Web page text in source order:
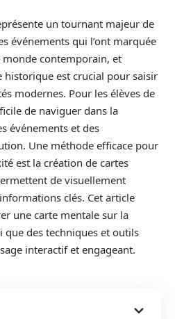
un tournant majeur de
événements qui l’ont marquée
contemporain, et
est crucial pour saisir
modernes. Pour les élèves de
de naviguer dans la
événements et des
Une méthode efficace pour
est la création de cartes
de visuellement
clés. Cet article
une carte mentale sur la
que des techniques et outils
interactif et engageant.